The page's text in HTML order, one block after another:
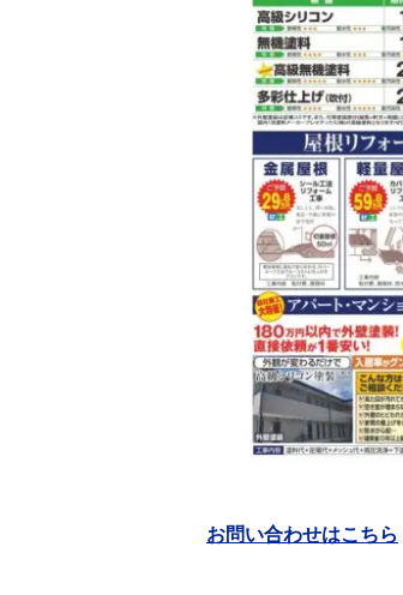
お問い合わせはこちら